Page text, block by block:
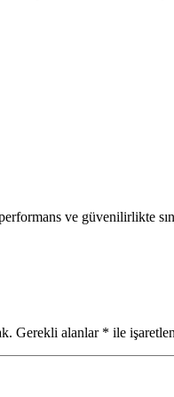
ve güvenilirlikte
Gerekli alanlar * ile